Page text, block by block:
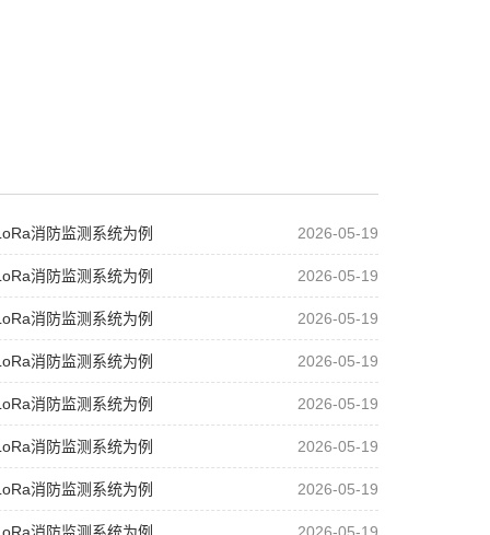
消防监测系统为例 2026-05-19
消防监测系统为例 2026-05-19
消防监测系统为例 2026-05-19
消防监测系统为例 2026-05-19
消防监测系统为例 2026-05-19
消防监测系统为例 2026-05-19
消防监测系统为例 2026-05-19